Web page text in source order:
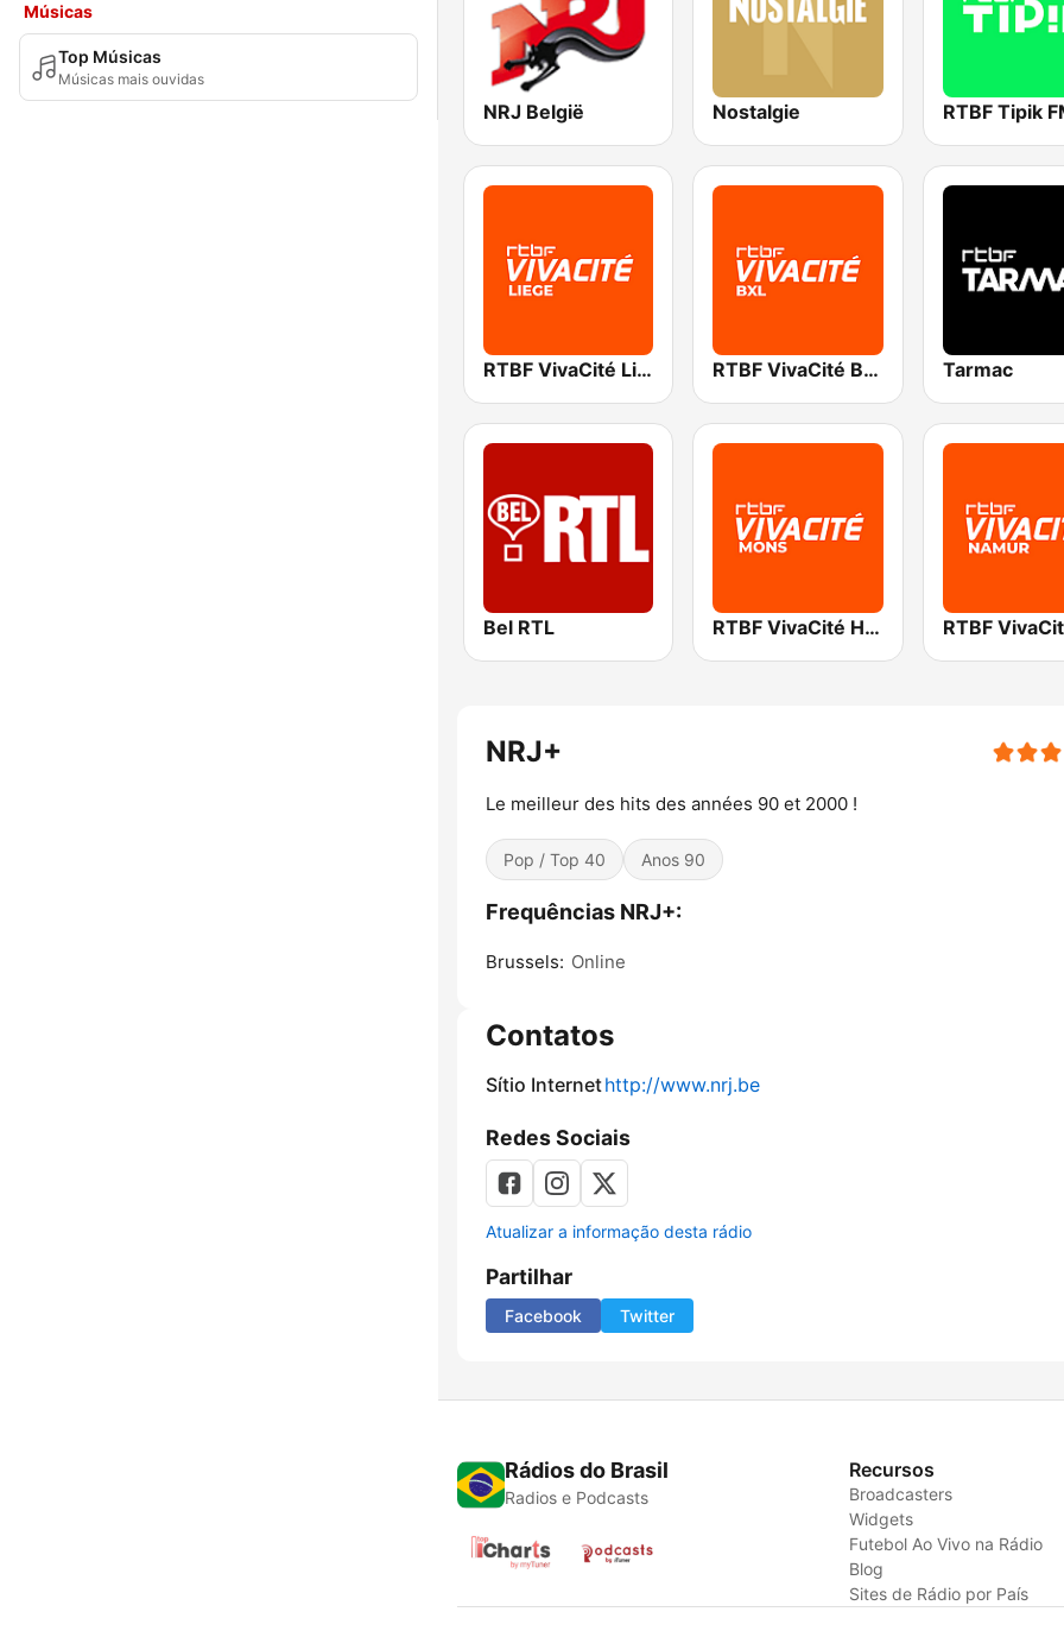
Músicas
Top Músicas
Músicas mais ouvidas
NRJ België Nostalgie RTBF Tipik
RTBF VivaCité Liège RTBF VivaCité Bruxelles Tarmac
Bel RTL RTBF VivaCité Hainaut
NRJ+
Le meilleur des hits des années 90 et 2000 !
Pop / Top 40 Anos 90
Frequências NRJ+:
Brussels: Online
Contatos
Sítio Internethttp://www.nrj.be
Redes Sociais
Atualizar a informação desta rádio
Partilhar
Facebook Twitter
Rádios do Brasil
Radios e Podcasts
Recursos
Broadcasters
Widgets
Futebol Ao Vivo na Rádio
Blog
Sites de Rádio por País